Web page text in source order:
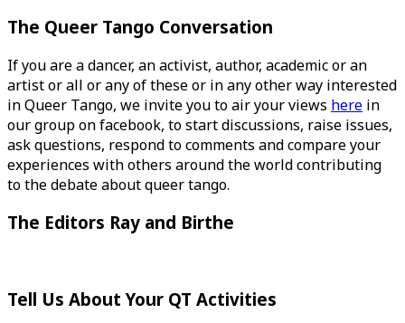
The Queer Tango Conversation
If you are a dancer, an activist, author, academic or an
artist or all or any of these or in any other way interested
in Queer Tango, we invite you to air your views here in
our group on facebook, to start discussions, raise issues,
ask questions, respond to comments and compare your
experiences with others around the world contributing
to the debate about queer tango.
The Editors Ray and Birthe
Tell Us About Your QT Activities